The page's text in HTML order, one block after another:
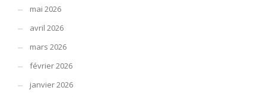
mai 2026
avril 2026
mars 2026
février 2026
janvier 2026